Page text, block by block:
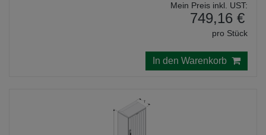
Mein Preis inkl. UST:
749,16 €
pro Stück
In den Warenkorb